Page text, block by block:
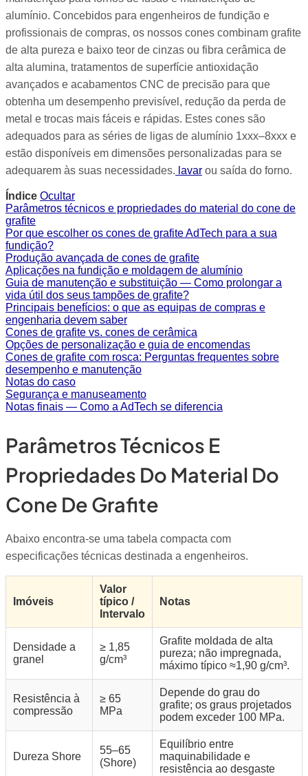
alumínio. Concebidos para engenheiros de fundição e
profissionais de compras, os nossos cones combinam grafite
de alta pureza e baixo teor de cinzas ou fibra cerâmica de
alta alumina, tratamentos de superfície antioxidação
avançados e acabamentos CNC de precisão para que
obtenha um desempenho previsível, redução da perda de
metal e trocas mais fáceis e rápidas. Estes cones são
adequados para as séries de ligas de alumínio 1xxx–8xxx e
estão disponíveis em dimensões personalizadas para se
adequarem às suas necessidades. lavar ou saída do forno.
Índice Ocultar
Parâmetros técnicos e propriedades do material do cone de
grafite
Por que escolher os cones de grafite AdTech para a sua
fundição?
Produção avançada de cones de grafite
Aplicações na fundição e moldagem de alumínio
Guia de manutenção e substituição — Como prolongar a
vida útil dos seus tampões de grafite?
Principais benefícios: o que as equipas de compras e
engenharia devem saber
Cones de grafite vs. cones de cerâmica
Opções de personalização e guia de encomendas
Cones de grafite com rosca: Perguntas frequentes sobre
desempenho e manutenção
Notas do caso
Segurança e manuseamento
Notas finais — Como a AdTech se diferencia
Parâmetros Técnicos E
Propriedades Do Material Do
Cone De Grafite
Abaixo encontra-se uma tabela compacta com
especificações técnicas destinada a engenheiros.
Imóveis
Valor
típico /
Intervalo
Notas
Densidade a
granel
≥ 1,85
g/cm³
Grafite moldada de alta
pureza; não impregnada,
máximo típico ≈1,90 g/cm³.
Resistência à
compressão
≥ 65
MPa
Depende do grau do
grafite; os graus projetados
podem exceder 100 MPa.
Dureza Shore
55–65
(Shore)
Equilíbrio entre
maquinabilidade e
resistência ao desgaste